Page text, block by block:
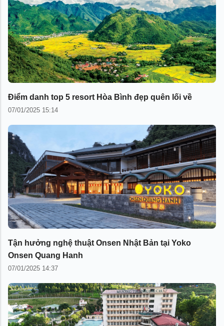
Điểm danh top 5 resort Hòa Bình đẹp quên lối về
07/01/2025 15:14
Tận hưởng nghệ thuật Onsen Nhật Bản tại Yoko
Onsen Quang Hanh
07/01/2025 14:37